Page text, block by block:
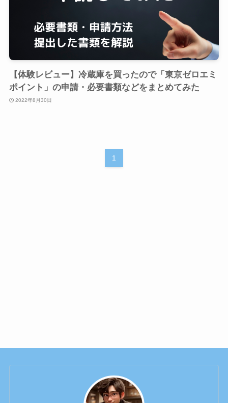
【体験レビュー】冷蔵庫を買ったので「東京ゼロエミ
ポイント」の申請・必要書類などをまとめてみた
2022年8月30日
1